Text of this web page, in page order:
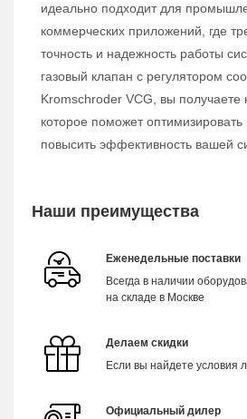
идеально подходит для
коммерческих приложений, где
точность и надежность работы
газовый клапан с регулятором
Kromschroder VCG, вы получаете
которое поможет
повысить эффективность вашей
Наши преимущества
Еженедельные поставки
Всегда в наличии
на складе в Москве
Делаем скидки
Если вы найдете условия
Официальный дилер